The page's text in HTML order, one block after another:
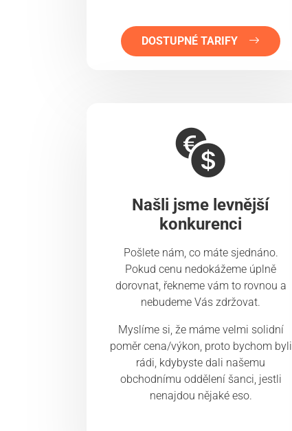
DOSTUPNÉ TARIFY
Našli jsme levnější
konkurenci
Pošlete nám, co máte sjednáno.
Pokud cenu nedokážeme úplně
dorovnat, řekneme vám to rovnou a
nebudeme Vás zdržovat.
Myslíme si, že máme velmi solidní
poměr cena/výkon, proto bychom byli
rádi, kdybyste dali našemu
obchodnímu oddělení šanci, jestli
nenajdou nějaké eso.